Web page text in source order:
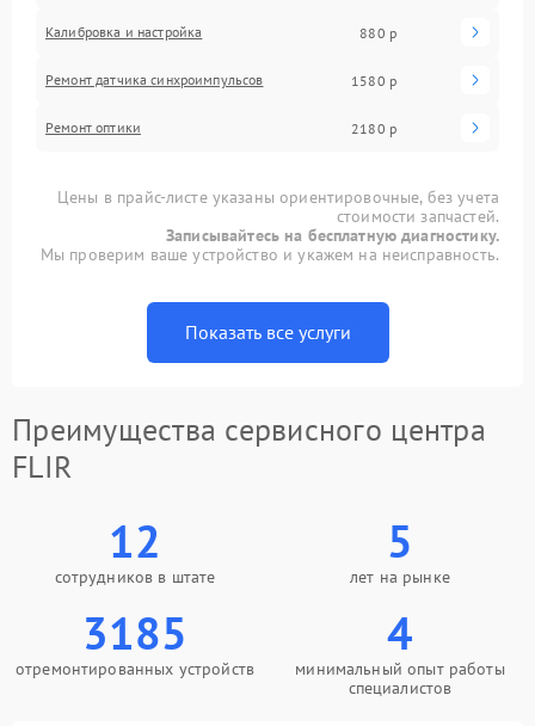
Калибровка и настройка 880 р
Ремонт датчика синхроимпульсов 1580 р
Ремонт оптики 2180 р
Цены в прайс-листе указаны ориентировочные, без учета
стоимости запчастей.
Записывайтесь на бесплатную диагностику.
Мы проверим ваше устройство и укажем на неисправность.
Показать все услуги
Преимущества сервисного центра
FLIR
12
сотрудников в штате
5
лет на рынке
3185
отремонтированных устройств
4
минимальный опыт работы
специалистов